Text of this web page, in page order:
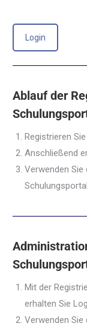
Login
Ablauf der
Registrieren
Anschließend
Verwenden
Mit der
erhalten Sie
Verwenden